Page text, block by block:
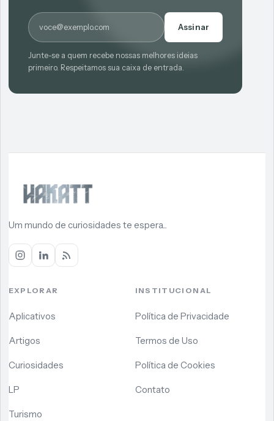
E-mail
Assinar
Junte-se a quem recebe nossas melhores ideias
primeiro. Respeitamos sua caixa de entrada.
Um mundo de curiosidades te espera...
EXPLORAR
Aplicativos
Artigos
Curiosidades
LP
Turismo
INSTITUCIONAL
Política de Privacidade
Termos de Uso
Política de Cookies
Contato